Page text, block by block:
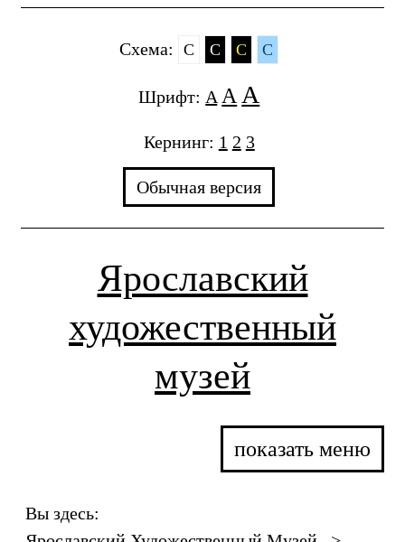
Cхема: C C C C
Шрифт: A A A
Кернинг: 1 2 3
Обычная версия
Ярославский
художественный
музей
показать меню
Вы здесь: